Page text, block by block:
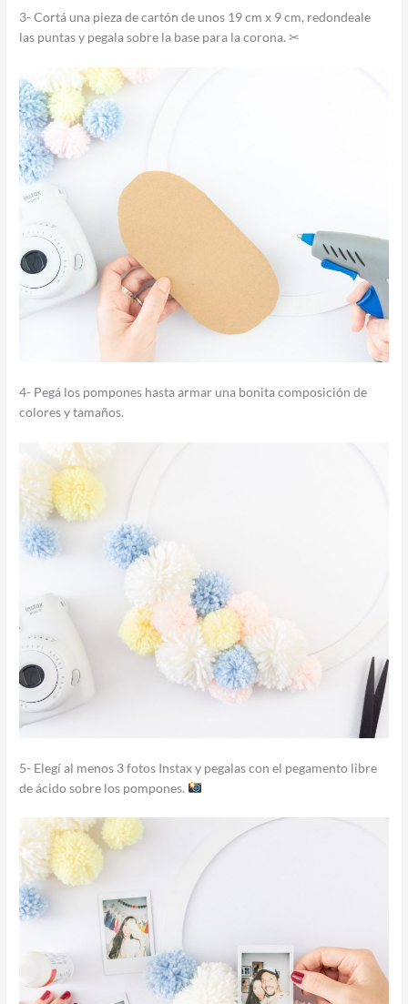
3- Cortá una pieza de cartón de unos 19 cm x 9 cm, redondeale
las puntas y pegala sobre la base para la corona. ✂
4- Pegá los pompones hasta armar una bonita composición de
colores y tamaños.
5- Elegí al menos 3 fotos Instax y pegalas con el pegamento libre
de ácido sobre los pompones.